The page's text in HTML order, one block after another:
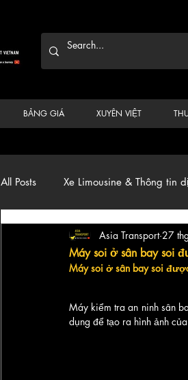
BẢNG GIÁ XUYÊN VIỆT
All Posts Xe Limousine & Thông tin
Thương hiệu, du lịch, Xe, điểm đến
Máy soi ở sân bay soi
Asia Transport 27
Máy soi ở sân bay soi
Máy kiểm tra an ninh sân
dụng để tạo ra hình ảnh